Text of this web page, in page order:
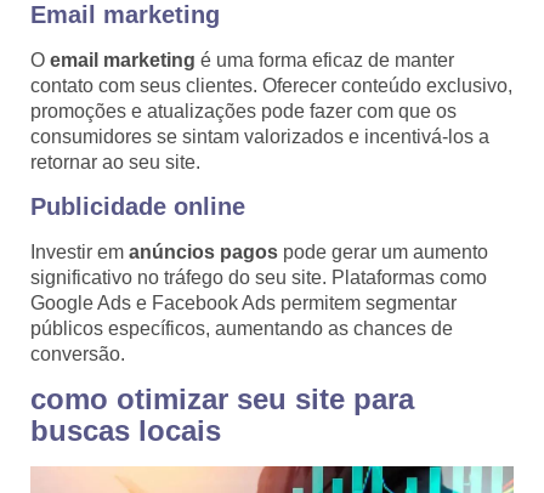
Email marketing
O email marketing é uma forma eficaz de manter
contato com seus clientes. Oferecer conteúdo exclusivo,
promoções e atualizações pode fazer com que os
consumidores se sintam valorizados e incentivá-los a
retornar ao seu site.
Publicidade online
Investir em anúncios pagos pode gerar um aumento
significativo no tráfego do seu site. Plataformas como
Google Ads e Facebook Ads permitem segmentar
públicos específicos, aumentando as chances de
conversão.
como otimizar seu site para
buscas locais